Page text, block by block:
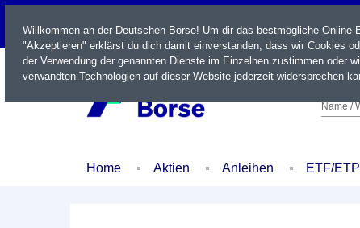
LIVE
Name /
Home Aktien Anleihen ETF/ETP
Willkommen an der Deutschen Börse! Um dir das bestmögliche
"Akzeptieren" erklärst du dich damit einverstanden, dass wir Cookies
der Verwendung der genannten Dienste im Einzelnen zustimmen oder
verwandten Technologien auf dieser Website jederzeit widersprechen